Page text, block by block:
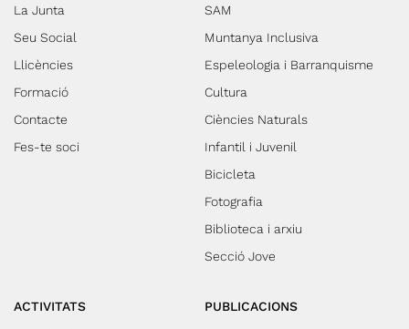
La Junta
Seu Social
Llicències
Formació
Contacte
Fes-te soci
SAM
Muntanya Inclusiva
Espeleologia i Barranquisme
Cultura
Ciències Naturals
Infantil i Juvenil
Bicicleta
Fotografia
Biblioteca i arxiu
Secció Jove
ACTIVITATS PUBLICACIONS